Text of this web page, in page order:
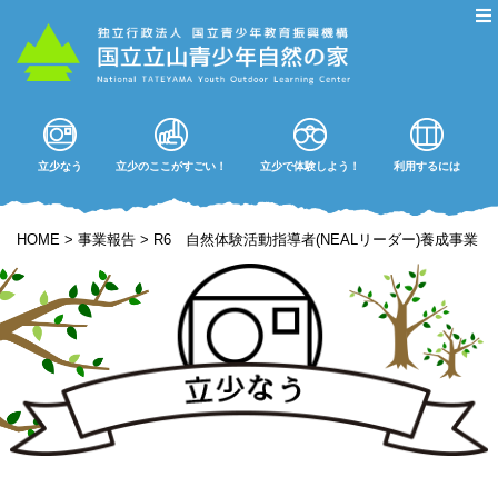
立少なう 立少のここがすごい！ 立少で体験しよう！ 利用するには
HOME >事業報告 > R6 自然体験活動指導者(NEALリーダー)養成事業